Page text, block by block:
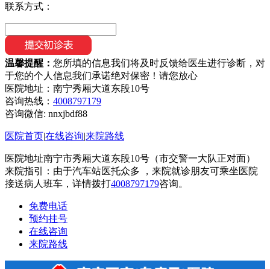
联系方式：
温馨提醒： 您所填的信息我们将及时反馈给医生进行诊断，对
于您的个人信息我们承诺绝对保密！请您放心
医院地址：南宁秀厢大道东段10号
咨询热线： 4008797179
咨询微信: nnxjbdf88
医院首页|在线咨询|来院路线
医院地址南宁市秀厢大道东段10号（市交警一大队正对面）
来院指引：由于汽车站医托众多 ，来院就诊朋友可乘坐医院
接送病人班车，详情拨打4008797179咨询。
免费电话
预约挂号
在线咨询
来院路线